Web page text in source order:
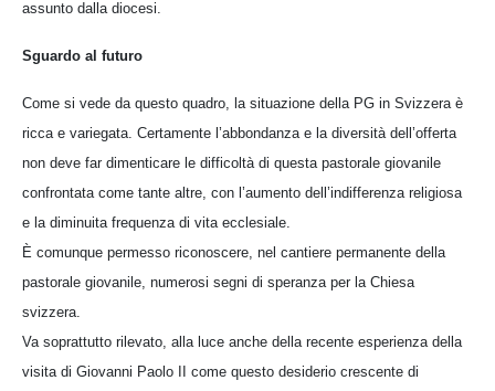
assunto dalla diocesi.
Sguardo al futuro
Come si vede da questo quadro, la situazione della PG in Svizzera è
ricca e variegata. Certamente l’abbondanza e la diversità dell’offerta
non deve far dimenticare le difficoltà di questa pastorale giovanile
confrontata come tante altre, con l’aumento dell’indifferenza religiosa
e la diminuita frequenza di vita ecclesiale.
È comunque permesso riconoscere, nel cantiere permanente della
pastorale giovanile, numerosi segni di speranza per la Chiesa
svizzera.
Va soprattutto rilevato, alla luce anche della recente esperienza della
visita di Giovanni Paolo II come questo desiderio crescente di